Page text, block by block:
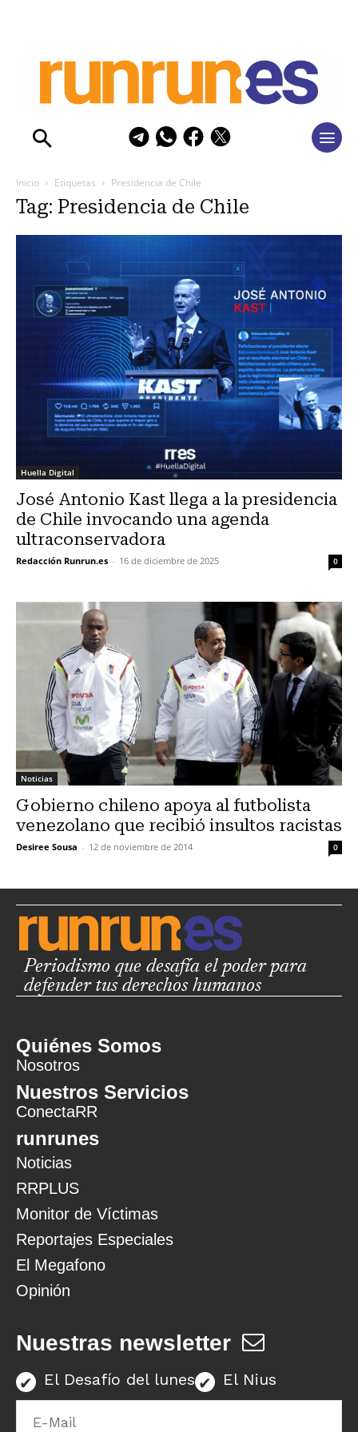
Inicio Etiquetas Presidencia de Chile
Tag: Presidencia de Chile
Huella Digital
José Antonio Kast llega a la presidencia
de Chile invocando una agenda
ultraconservadora
Redacción Runrun.es - 16 de diciembre de 2025 0
Noticias
Gobierno chileno apoya al futbolista
venezolano que recibió insultos racistas
Desiree Sousa - 12 de noviembre de 2014 0
Periodismo que desafía el poder para
defender tus derechos humanos
Quiénes Somos
Nosotros
Nuestros Servicios
ConectaRR
runrunes
Noticias
RRPLUS
Monitor de Víctimas
Reportajes Especiales
El Megafono
Opinión
Nuestras newsletter
El Desafío del lunes El Nius